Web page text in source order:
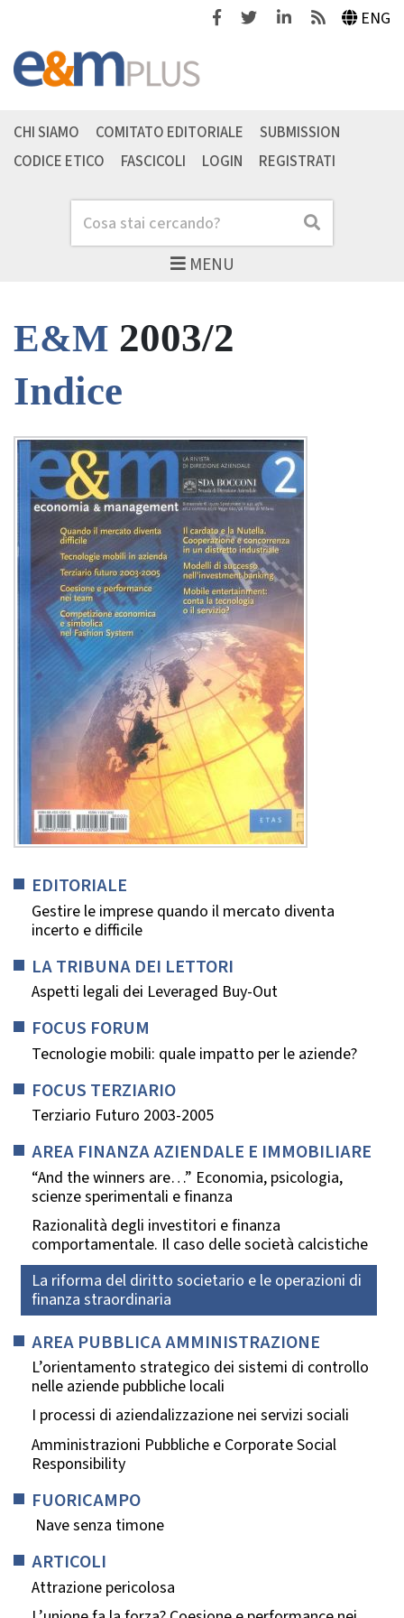
FacebookTwitterLinkedinFeeds ENG
MENU
Cerca Cerca
CHI SIAMO COMITATO EDITORIALE
SUBMISSION
CODICE ETICO
FASCICOLI LOGIN REGISTRATI
E&M 2003/2
Indice
EDITORIALE
Gestire le imprese quando il mercato diventa
incerto e difficile
LA TRIBUNA DEI LETTORI
Aspetti legali dei Leveraged Buy-Out
FOCUS FORUM
Tecnologie mobili: quale impatto per le aziende?
FOCUS TERZIARIO
Terziario Futuro 2003-2005
AREA FINANZA AZIENDALE E IMMOBILIARE
“And the winners are…” Economia, psicologia,
scienze sperimentali e finanza
Razionalità degli investitori e finanza
comportamentale. Il caso delle società calcistiche
La riforma del diritto societario e le operazioni di
finanza straordinaria
AREA PUBBLICA AMMINISTRAZIONE
L’orientamento strategico dei sistemi di controllo
nelle aziende pubbliche locali
I processi di aziendalizzazione nei servizi sociali
Amministrazioni Pubbliche e Corporate Social
Responsibility
FUORICAMPO
Nave senza timone
ARTICOLI
Attrazione pericolosa